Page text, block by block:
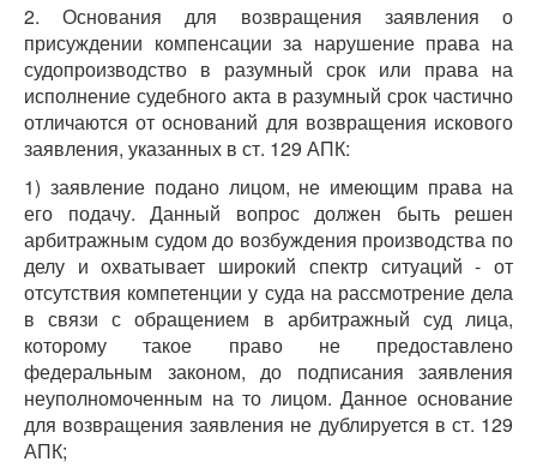
2. Основания для возвращения заявления о
присуждении компенсации за нарушение права на
судопроизводство в разумный срок или права на
исполнение судебного акта в разумный срок частично
отличаются от оснований для возвращения искового
заявления, указанных в ст. 129 АПК:
1) заявление подано лицом, не имеющим права на
его подачу. Данный вопрос должен быть решен
арбитражным судом до возбуждения производства по
делу и охватывает широкий спектр ситуаций - от
отсутствия компетенции у суда на рассмотрение дела
в связи с обращением в арбитражный суд лица,
которому такое право не предоставлено
федеральным законом, до подписания заявления
неуполномоченным на то лицом. Данное основание
для возвращения заявления не дублируется в ст. 129
АПК;